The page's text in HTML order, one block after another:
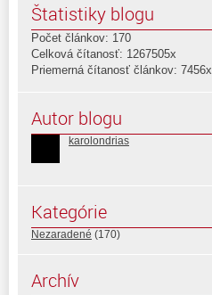
Štatistiky blogu
Počet článkov: 170
Celková čítanosť: 1267505x
Priemerná čítanosť článkov: 7456x
Autor blogu
karolondrias
Kategórie
Nezaradené (170)
Archív